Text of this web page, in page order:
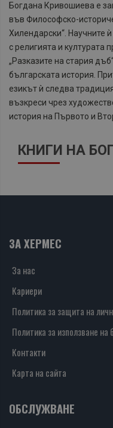
Богдана Кривошиева е
във Философско-
Хилендарски“. Научните
с религията и културата
„Разказите на стария
българската история.
езикът ѝ следва
възкреси чрез
история на Първото и
КНИГИ НА
ЗА ХЕРМЕС
За нас
Кариери
Политика за защита на
Политика за използване на
Контакти
Карта на сайта
ОБСЛУЖВАНЕ